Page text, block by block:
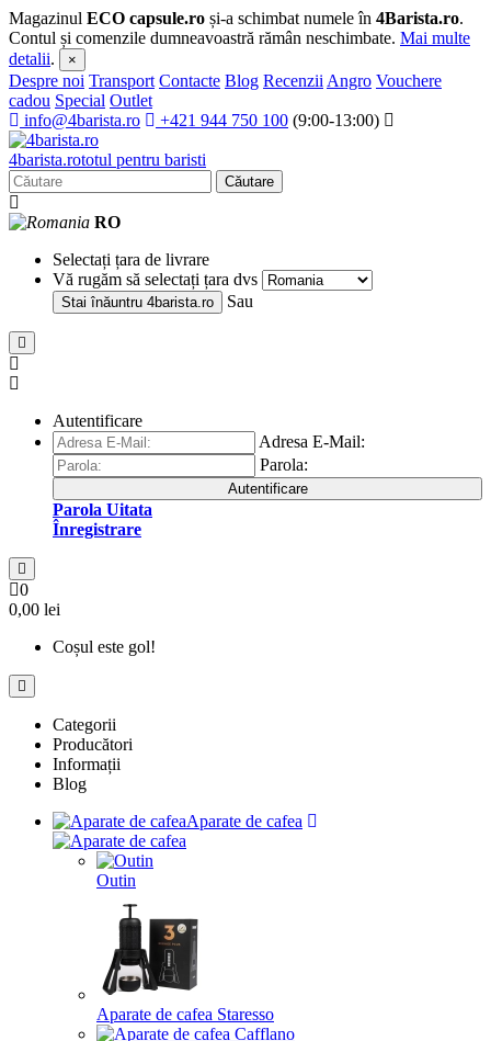
Magazinul ECO capsule.ro și-a schimbat numele în 4Barista.ro.
Contul și comenzile dumneavoastră rămân neschimbate. Mai multe
detalii. ×
Despre noi Transport Contacte Blog Recenzii Angro Vouchere
cadou Special Outlet
info@4barista.ro
+421 944 750 100 (9:00-13:00)
4barista.rototul pentru baristi
Căutare
RO
Selectați țara de livrare
Vă rugăm să selectați țara dvs
Stai înăuntru 4barista.ro Sau
Autentificare
Adresa E-Mail:
Parola:
Autentificare
Parola Uitata
Înregistrare
0
0,00 lei
Coșul este gol!
Categorii
Producători
Informații
Blog
Aparate de cafea
Outin
Aparate de cafea Staresso